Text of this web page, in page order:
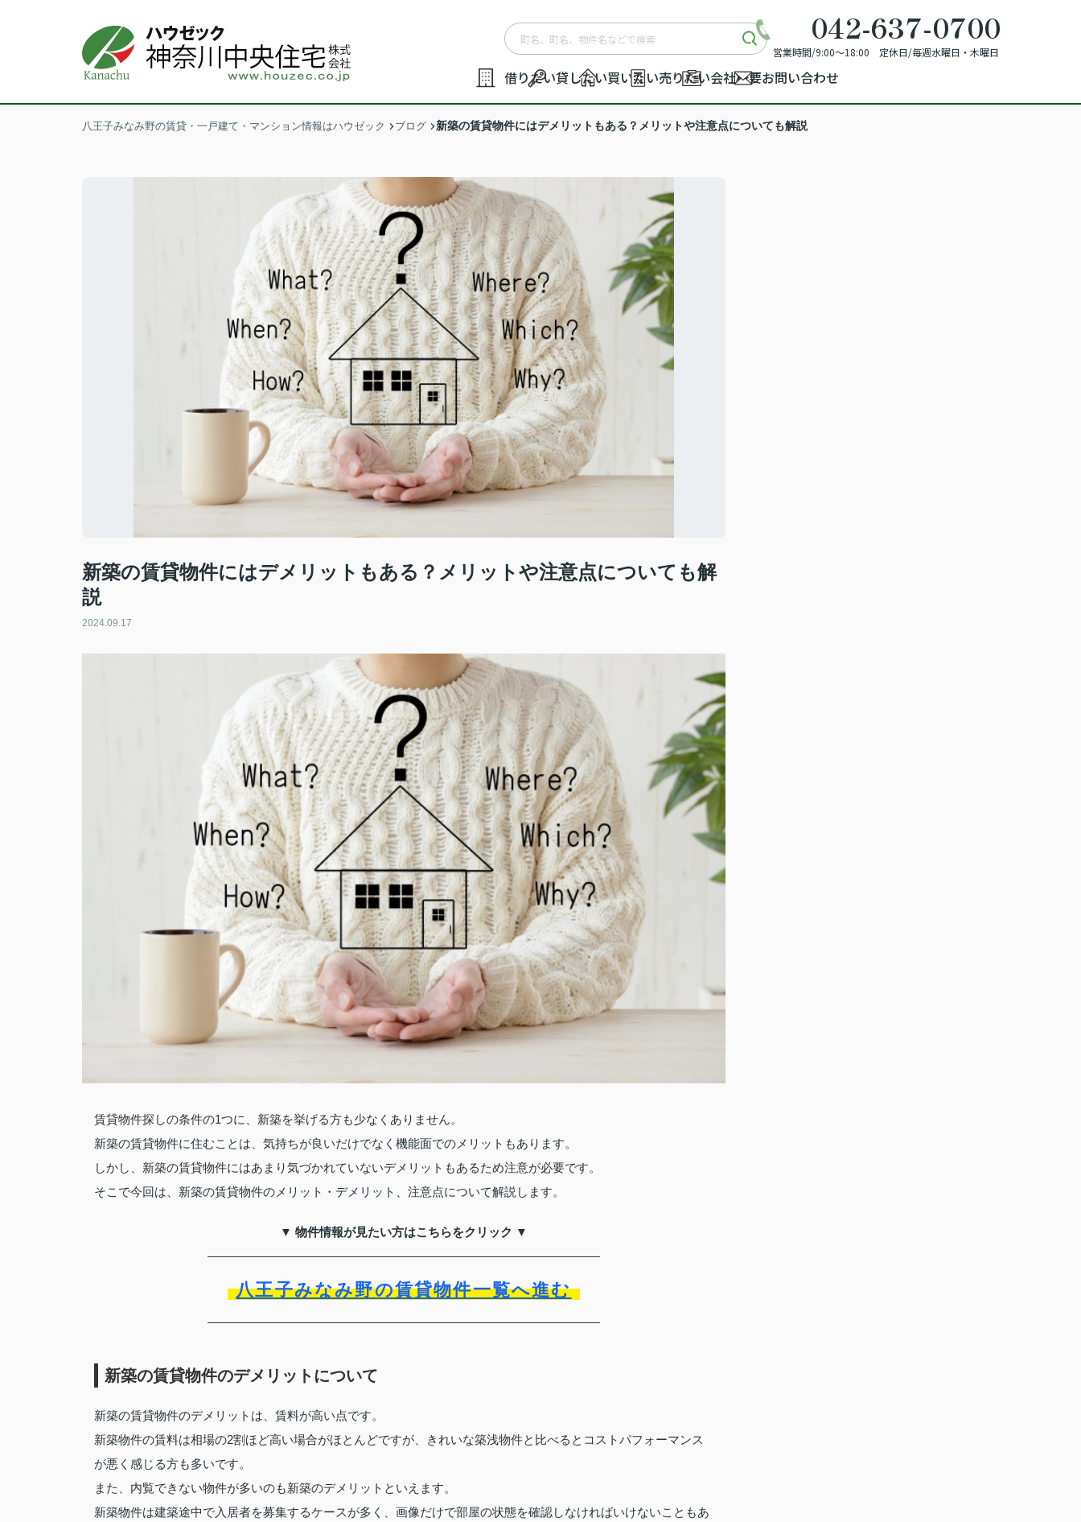
042-637-0700
営業時間/9:00～18:00 定休日/毎週水曜日・木曜日
借りたい貸したい買いたい売りたい会社概要お問い合わせ
八王子みなみ野の賃貸・一戸建て・マンション情報はハウゼック ブログ 新築の賃貸物件にはデメリットもある？メリットや注意点についても解説
新築の賃貸物件にはデメリットもある？メリットや注意点についても解
説
2024.09.17
賃貸物件探しの条件の1つに、新築を挙げる方も少なくありません。
新築の賃貸物件に住むことは、気持ちが良いだけでなく機能面でのメリットもあります。
しかし、新築の賃貸物件にはあまり気づかれていないデメリットもあるため注意が必要です。
そこで今回は、新築の賃貸物件のメリット・デメリット、注意点について解説します。
▼ 物件情報が見たい方はこちらをクリック ▼
八王子みなみ野の賃貸物件一覧へ進む
新築の賃貸物件のデメリットについて
新築の賃貸物件のデメリットは、賃料が高い点です。
新築物件の賃料は相場の2割ほど高い場合がほとんどですが、きれいな築浅物件と比べるとコストパフォーマンス
が悪く感じる方も多いです。
また、内覧できない物件が多いのも新築のデメリットといえます。
新築物件は建築途中で入居者を募集するケースが多く、画像だけで部屋の状態を確認しなければいけないこともあ